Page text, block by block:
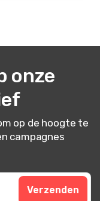
Transferdienst
zonder stress.
onze
op de hoogte te
campagnes
Verzenden